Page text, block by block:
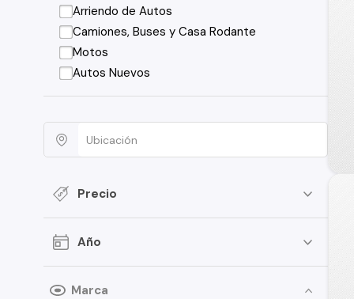
Arriendo de Autos
Camiones, Buses y Casa Rodante
Motos
Autos Nuevos
Precio
Año
Marca